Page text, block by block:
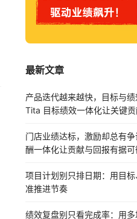
最新文章
产品迭代越来越快，目标与
Tita 目标绩效一体化让关键
门店业绩达标，激励却总有
酬一体化让贡献与回报有据可
项目计划别只排日期：用目
准推进节奏
绩效复盘别只看完成率：用